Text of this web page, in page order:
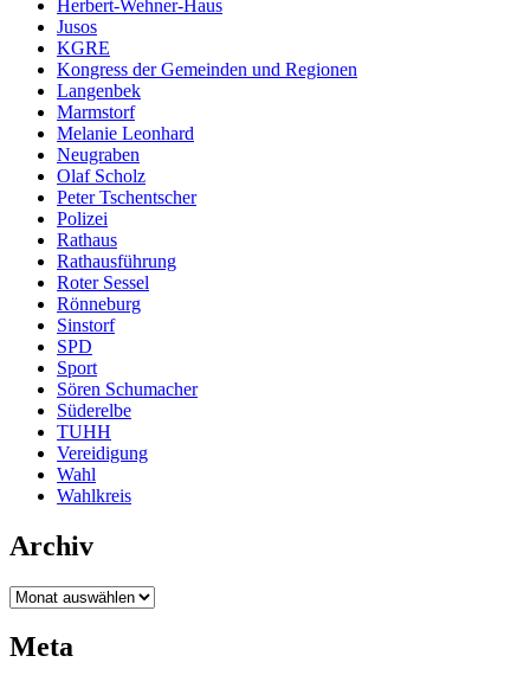
Herbert-Wehner-Haus
Jusos
KGRE
Kongress der Gemeinden und Regionen
Langenbek
Marmstorf
Melanie Leonhard
Neugraben
Olaf Scholz
Peter Tschentscher
Polizei
Rathaus
Rathausführung
Roter Sessel
Rönneburg
Sinstorf
SPD
Sport
Sören Schumacher
Süderelbe
TUHH
Vereidigung
Wahl
Wahlkreis
Archiv
Archiv
Meta